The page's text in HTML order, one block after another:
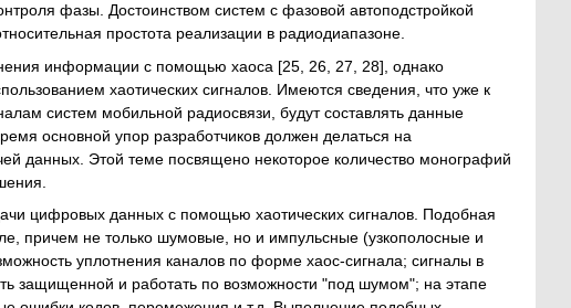
фазы. Достоинством систем с фазовой автоподстройкой
простота реализации в радиодиапазоне.
информации с помощью хаоса [25, 26, 27, 28], однако
хаотических сигналов. Имеются сведения, что уже к
систем мобильной радиосвязи, будут составлять данные
основной упор разработчиков должен делаться на
данных. Этой теме посвящено некоторое количество монографий
цифровых данных с помощью хаотических сигналов. Подобная
причем не только шумовые, но и импульсные (узкополосные и
уплотнения каналов по форме хаос-сигнала; сигналы в
защищенной и работать по возможности "под шумом"; на этапе